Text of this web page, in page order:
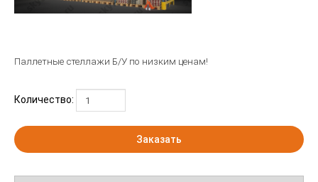
Паллетные стеллажи Б/У по низким ценам!
Количество:
Заказать